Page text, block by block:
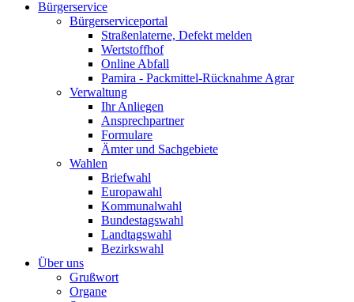
Bürgerservice
Bürgerserviceportal
Straßenlaterne, Defekt melden
Wertstoffhof
Online Abfall
Pamira - Packmittel-Rücknahme Agrar
Verwaltung
Ihr Anliegen
Ansprechpartner
Formulare
Ämter und Sachgebiete
Wahlen
Briefwahl
Europawahl
Kommunalwahl
Bundestagswahl
Landtagswahl
Bezirkswahl
Über uns
Grußwort
Organe